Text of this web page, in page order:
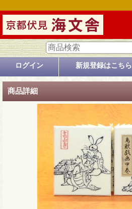
ログイン 新規登録はこちら
商品詳細